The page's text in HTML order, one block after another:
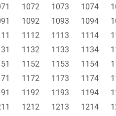
1072 1073 1074
1092 1093 1094
1112 1113 1114
1132 1133 1134
1152 1153 1154
1172 1173 1174
1192 1193 1194
1212 1213 1214